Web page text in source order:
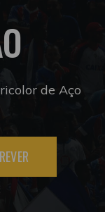
de Aço